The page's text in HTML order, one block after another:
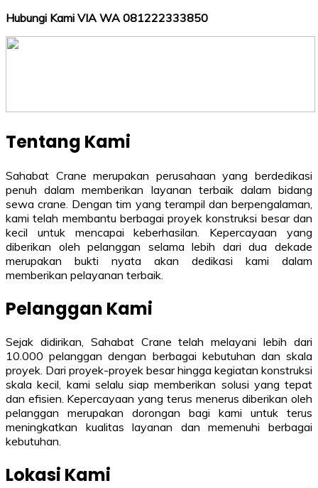
Hubungi Kami VIA WA 081222333850
Tentang Kami
Sahabat Crane merupakan perusahaan yang berdedikasi
penuh dalam memberikan layanan terbaik dalam bidang
sewa crane. Dengan tim yang terampil dan berpengalaman,
kami telah membantu berbagai proyek konstruksi besar dan
kecil untuk mencapai keberhasilan. Kepercayaan yang
diberikan oleh pelanggan selama lebih dari dua dekade
merupakan bukti nyata akan dedikasi kami dalam
memberikan pelayanan terbaik.
Pelanggan Kami
Sejak didirikan, Sahabat Crane telah melayani lebih dari
10.000 pelanggan dengan berbagai kebutuhan dan skala
proyek. Dari proyek-proyek besar hingga kegiatan konstruksi
skala kecil, kami selalu siap memberikan solusi yang tepat
dan efisien. Kepercayaan yang terus menerus diberikan oleh
pelanggan merupakan dorongan bagi kami untuk terus
meningkatkan kualitas layanan dan memenuhi berbagai
kebutuhan.
Lokasi Kami